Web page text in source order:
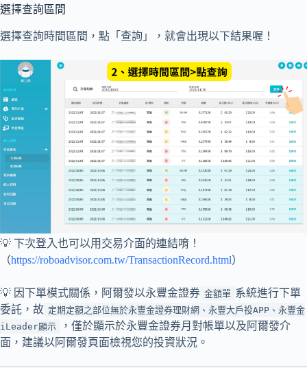
選擇查詢區間
選擇查詢時間區間，點「查詢」，就會出現以下結果喔！
💡 下次登入也可以用交易介面的連結唷！
（https://roboadvisor.com.tw/TransactionRecord.html）
💡 因下單模式關係，阿爾發以永豐金證券 金額單 系統進行下單
委託，故 定期定額之部位無於永豐金證券理財網、永豐大戶投APP、永豐金
iLeader顯示
，僅於顯示於永豐金證券月對帳單以及阿爾發介
面，建議以阿爾發頁面檢視您的投資狀況。